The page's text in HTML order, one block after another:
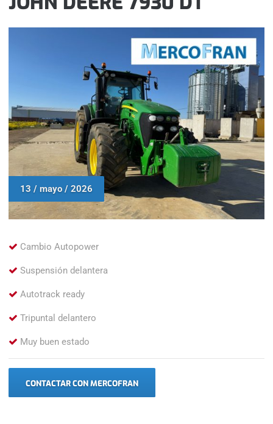
13 / mayo / 2026
Cambio Autopower
Suspensión delantera
Autotrack ready
Tripuntal delantero
Muy buen estado
CONTACTAR CON MERCOFRAN